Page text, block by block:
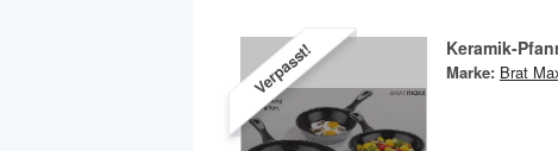
Verpasst! Keramik-
Marke: Brat